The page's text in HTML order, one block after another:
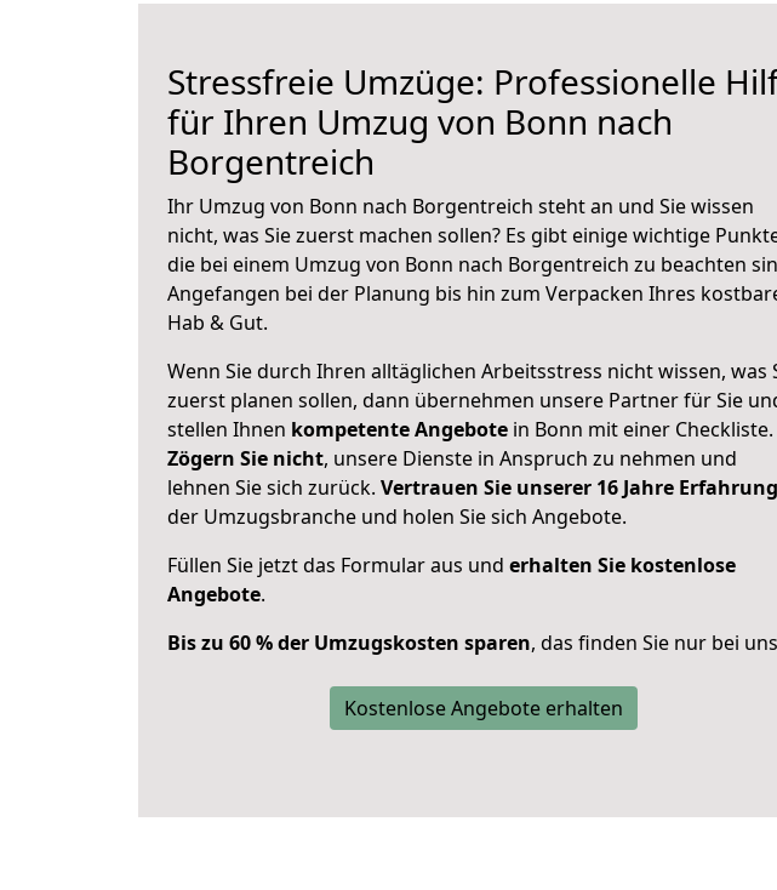
Stressfreie Umzüge: Professionelle
für Ihren Umzug von Bonn nach
Borgentreich
Ihr Umzug von Bonn nach Borgentreich steht an und Sie wissen
nicht, was Sie zuerst machen sollen? Es gibt einige wichtige
die bei einem Umzug von Bonn nach Borgentreich zu beachten
Angefangen bei der Planung bis hin zum Verpacken Ihres
Hab & Gut.
Wenn Sie durch Ihren alltäglichen Arbeitsstress nicht wissen, was
zuerst planen sollen, dann übernehmen unsere Partner für Sie
stellen Ihnen kompetente Angebote in Bonn mit einer Checkliste.
Zögern Sie nicht, unsere Dienste in Anspruch zu nehmen und
lehnen Sie sich zurück. Vertrauen Sie unserer 16 Jahre Erfahrung
der Umzugsbranche und holen Sie sich Angebote.
Füllen Sie jetzt das Formular aus und erhalten Sie kostenlose
Angebote.
Bis zu 60 % der Umzugskosten sparen, das finden Sie nur bei
Kostenlose Angebote erhalten